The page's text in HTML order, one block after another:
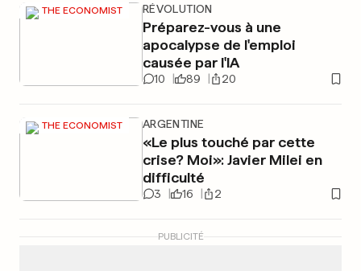
THE ECONOMIST RÉVOLUTION
Préparez-vous à une
apocalypse de l'emploi
causée par l'IA
10 89 20
THE ECONOMIST ARGENTINE
«Le plus touché par cette
crise? Moi»: Javier Milei en
difficulté
3 16 2
PUBLICITÉ